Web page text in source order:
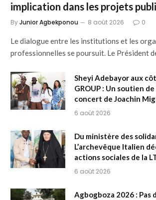
implication dans les projets
ByJunior Agbekponou 8 août 2026 0
Le dialogue entre les institutions et les
professionnelles se poursuit. Le Président
Sheyi Adebayor aux
GROUP : Un soutien
concert de Joachin
6 août 2026
Du ministère des
L’archevêque Italien
actions sociales de la
6 août 2026
Agbogboza 2026 :